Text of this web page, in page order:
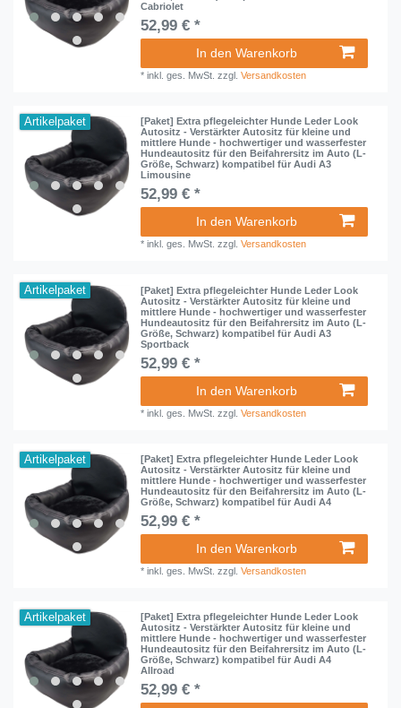
Cabriolet
52,99 € *
In den Warenkorb
*inkl. ges. MwSt. zzgl.Versandkosten
Artikelpaket
[Paket] Extra pflegeleichter Hunde Leder Look
Autositz - Verstärkter Autositz für kleine und
mittlere Hunde - hochwertiger und wasserfester
Hundeautositz für den Beifahrersitz im Auto (L-
Größe, Schwarz) kompatibel für Audi A3
Limousine
52,99 € *
In den Warenkorb
*inkl. ges. MwSt. zzgl.Versandkosten
Artikelpaket
[Paket] Extra pflegeleichter Hunde Leder Look
Autositz - Verstärkter Autositz für kleine und
mittlere Hunde - hochwertiger und wasserfester
Hundeautositz für den Beifahrersitz im Auto (L-
Größe, Schwarz) kompatibel für Audi A3
Sportback
52,99 € *
In den Warenkorb
*inkl. ges. MwSt. zzgl.Versandkosten
Artikelpaket
[Paket] Extra pflegeleichter Hunde Leder Look
Autositz - Verstärkter Autositz für kleine und
mittlere Hunde - hochwertiger und wasserfester
Hundeautositz für den Beifahrersitz im Auto (L-
Größe, Schwarz) kompatibel für Audi A4
52,99 € *
In den Warenkorb
*inkl. ges. MwSt. zzgl.Versandkosten
Artikelpaket
[Paket] Extra pflegeleichter Hunde Leder Look
Autositz - Verstärkter Autositz für kleine und
mittlere Hunde - hochwertiger und wasserfester
Hundeautositz für den Beifahrersitz im Auto (L-
Größe, Schwarz) kompatibel für Audi A4
Allroad
52,99 € *